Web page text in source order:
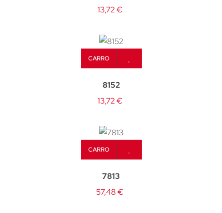
13,72 €
CARRO
8152
13,72 €
CARRO
7813
57,48 €